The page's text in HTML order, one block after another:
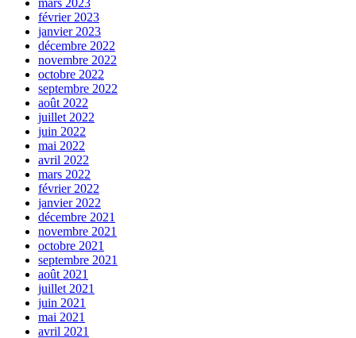
février 2023
janvier 2023
décembre 2022
novembre 2022
octobre 2022
septembre 2022
août 2022
juillet 2022
juin 2022
mai 2022
avril 2022
mars 2022
février 2022
janvier 2022
décembre 2021
novembre 2021
octobre 2021
septembre 2021
août 2021
juillet 2021
juin 2021
mai 2021
avril 2021